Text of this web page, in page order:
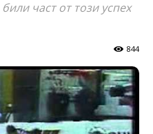
част от този успех
844